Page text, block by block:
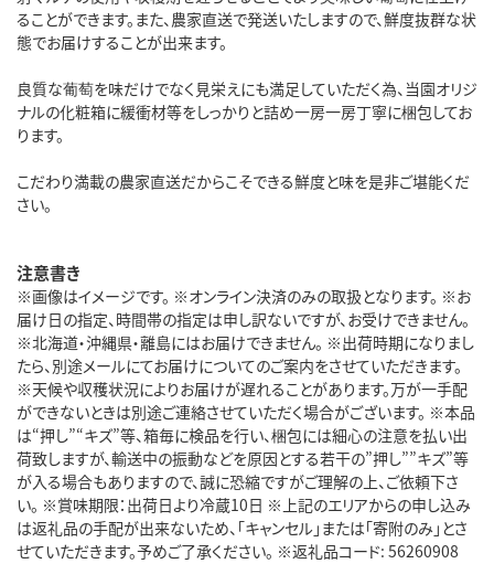
ることができます。また、農家直送で発送いたしますので、鮮度抜群な状
態でお届けすることが出来ます。
良質な葡萄を味だけでなく見栄えにも満足していただく為、当園オリジ
ナルの化粧箱に緩衝材等をしっかりと詰め一房一房丁寧に梱包してお
ります。
こだわり満載の農家直送だからこそできる鮮度と味を是非ご堪能くだ
さい。
注意書き
※画像はイメージです。 ※オンライン決済のみの取扱となります。 ※お
届け日の指定、時間帯の指定は申し訳ないですが、お受けできません。
※北海道・沖縄県・離島にはお届けできません。 ※出荷時期になりまし
たら、別途メールにてお届けについてのご案内をさせていただきます。
※天候や収穫状況によりお届けが遅れることがあります。万が一手配
ができないときは別途ご連絡させていただく場合がございます。 ※本品
は“押し”“キズ”等、箱毎に検品を行い、梱包には細心の注意を払い出
荷致しますが、輸送中の振動などを原因とする若干の”押し””キズ”等
が入る場合もありますので、誠に恐縮ですがご理解の上、ご依頼下さ
い。 ※賞味期限：出荷日より冷蔵10日 ※上記のエリアからの申し込み
は返礼品の手配が出来ないため、「キャンセル」または「寄附のみ」とさ
せていただきます。予めご了承ください。 ※返礼品コード: 56260908